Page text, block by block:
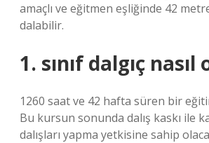
amaçlı ve eğitmen eşliğinde 42
dalabilir.
1. sınıf dalgıç
1260 saat ve 42 hafta süren bir
Bu kursun sonunda dalış kaskı ile
dalışları yapma yetkisine sahip